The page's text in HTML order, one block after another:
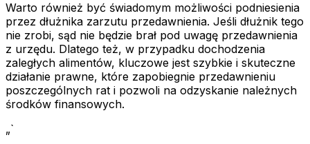
Warto również być świadomym możliwości podniesienia
przez dłużnika zarzutu przedawnienia. Jeśli dłużnik tego
nie zrobi, sąd nie będzie brał pod uwagę przedawnienia
z urzędu. Dlatego też, w przypadku dochodzenia
zaległych alimentów, kluczowe jest szybkie i skuteczne
działanie prawne, które zapobiegnie przedawnieniu
poszczególnych rat i pozwoli na odzyskanie należnych
środków finansowych.
„`